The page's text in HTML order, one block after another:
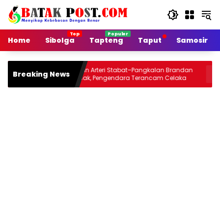
Langsung
konten
Home
Sibolga Tapteng Taput Samosir
Breaking News
Jalan Arteri Stabat–Pangkalan Brandan
Rusak, Pengendara Terancam Celaka
Siang Ini